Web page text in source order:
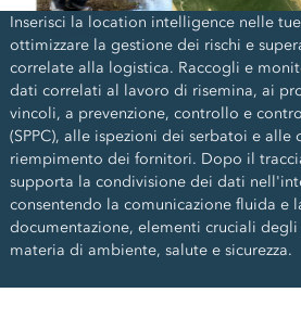
Inserisci la location intelligence nelle
ottimizzare la gestione dei rischi e
correlate alla logistica. Raccogli e
dati correlati al lavoro di risemina, ai
vincoli, a prevenzione, controllo e
(SPPC), alle ispezioni dei serbatoi e alle
riempimento dei fornitori. Dopo il
supporta la condivisione dei dati
consentendo la comunicazione fluida e
documentazione, elementi cruciali
materia di ambiente, salute e sicurezza.